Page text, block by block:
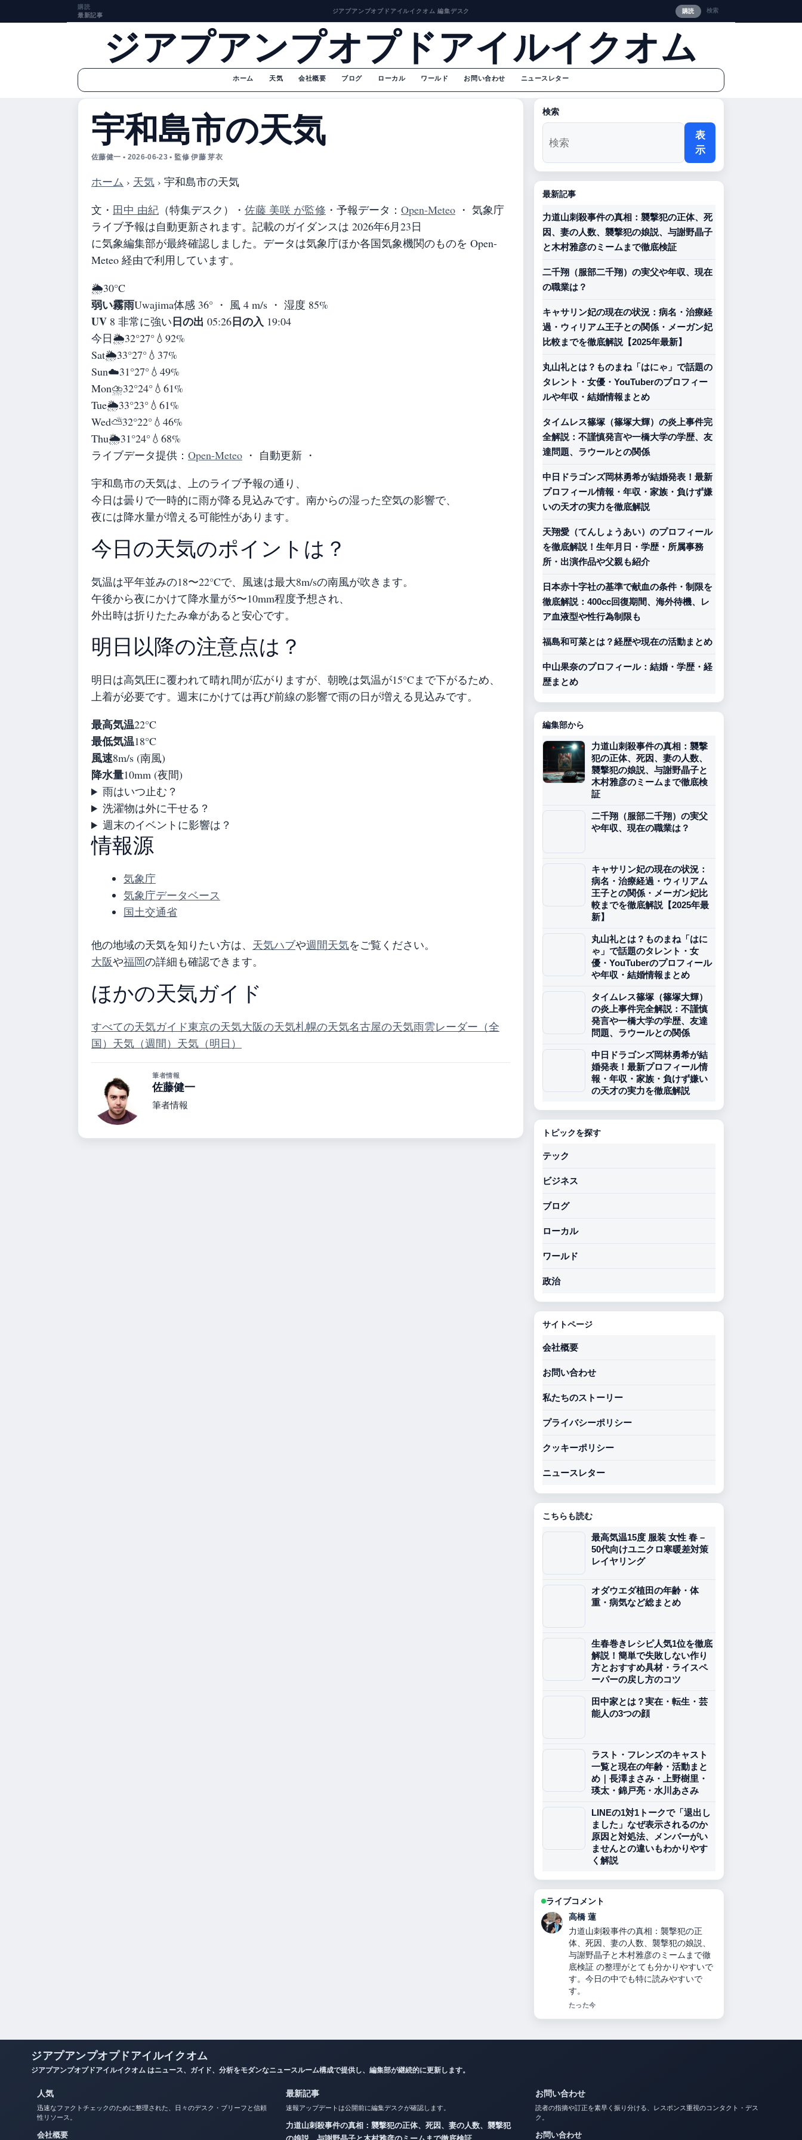
購読
最新記事
ジアプアンプオプドアイルイクオム 編集デスク 購読 検索
ジアプアンプオプドアイルイクオム
ホーム 天気 会社概要 ブログ ローカル ワールド お問い合わせ ニュースレター
宇和島市の天気
佐藤健一 • 2026-06-23 • 監修 伊藤 芽衣
ホーム › 天気 › 宇和島市の天気
文・ 田中 由紀 （特集デスク） ・ 佐藤 美咲 が監修 ・ 予報データ： Open-Meteo ・ 気象庁
ライブ予報は自動更新されます。記載のガイダンスは 2026年6月23日
に気象編集部が最終確認しました。データは気象庁ほか各国気象機関のものを Open-
Meteo 経由で利用しています。
🌦️30°C
弱い霧雨Uwajima体感 36° ・ 風 4 m/s ・ 湿度 85%
UV 8 非常に強い日の出 05:26日の入 19:04
今日🌦️32°27°💧92%
Sat🌦️33°27°💧37%
Sun☁️31°27°💧49%
Mon⛈️32°24°💧61%
Tue🌦️33°23°💧61%
Wed⛅32°22°💧46%
Thu🌦️31°24°💧68%
ライブデータ提供： Open-Meteo ・ 自動更新 ・
宇和島市の天気は、上のライブ予報の通り、
今日は曇りで一時的に雨が降る見込みです。南からの湿った空気の影響で、
夜には降水量が増える可能性があります。
今日の天気のポイントは？
気温は平年並みの18〜22°Cで、風速は最大8m/sの南風が吹きます。
午後から夜にかけて降水量が5〜10mm程度予想され、
外出時は折りたたみ傘があると安心です。
明日以降の注意点は？
明日は高気圧に覆われて晴れ間が広がりますが、朝晩は気温が15°Cまで下がるため、
上着が必要です。週末にかけては再び前線の影響で雨の日が増える見込みです。
最高気温22°C
最低気温18°C
風速8m/s (南風)
降水量10mm (夜間)
雨はいつ止む？
洗濯物は外に干せる？
週末のイベントに影響は？
情報源
気象庁
気象庁データベース
国土交通省
他の地域の天気を知りたい方は、 天気ハブや週間天気をご覧ください。
大阪や福岡の詳細も確認できます。
ほかの天気ガイド
すべての天気ガイド東京の天気大阪の天気札幌の天気名古屋の天気雨雲レーダー（全
国） 天気（週間） 天気（明日）
筆者情報
佐藤健一
筆者情報
検索
表
示
最新記事
力道山刺殺事件の真相：襲撃犯の正体、死
因、妻の人数、襲撃犯の娘説、与謝野晶子
と木村雅彦のミームまで徹底検証
二千翔（服部二千翔）の実父や年収、現在
の職業は？
キャサリン妃の現在の状況：病名・治療経
過・ウィリアム王子との関係・メーガン妃
比較までを徹底解説【2025年最新】
丸山礼とは？ものまね「はにゃ」で話題の
タレント・女優・YouTuberのプロフィー
ルや年収・結婚情報まとめ
タイムレス篠塚（篠塚大輝）の炎上事件完
全解説：不謹慎発言や一橋大学の学歴、友
達問題、ラウールとの関係
中日ドラゴンズ岡林勇希が結婚発表！最新
プロフィール情報・年収・家族・負けず嫌
いの天才の実力を徹底解説
天翔愛（てんしょうあい）のプロフィール
を徹底解説！生年月日・学歴・所属事務
所・出演作品や父親も紹介
日本赤十字社の基準で献血の条件・制限を
徹底解説：400cc回復期間、海外待機、レ
ア血液型や性行為制限も
福島和可菜とは？経歴や現在の活動まとめ
中山果奈のプロフィール：結婚・学歴・経
歴まとめ
編集部から
力道山刺殺事件の真相：襲撃
犯の正体、死因、妻の人数、
襲撃犯の娘説、与謝野晶子と
木村雅彦のミームまで徹底検
証
二千翔（服部二千翔）の実父
や年収、現在の職業は？
キャサリン妃の現在の状況：
病名・治療経過・ウィリアム
王子との関係・メーガン妃比
較までを徹底解説【2025年最
新】
丸山礼とは？ものまね「はに
ゃ」で話題のタレント・女
優・YouTuberのプロフィール
や年収・結婚情報まとめ
タイムレス篠塚（篠塚大輝）
の炎上事件完全解説：不謹慎
発言や一橋大学の学歴、友達
問題、ラウールとの関係
中日ドラゴンズ岡林勇希が結
婚発表！最新プロフィール情
報・年収・家族・負けず嫌い
の天才の実力を徹底解説
トピックを探す
テック
ビジネス
ブログ
ローカル
ワールド
政治
サイトページ
会社概要
お問い合わせ
私たちのストーリー
プライバシーポリシー
クッキーポリシー
ニュースレター
こちらも読む
最高気温15度 服装 女性 春 –
50代向けユニクロ寒暖差対策
レイヤリング
オダウエダ植田の年齢・体
重・病気など総まとめ
生春巻きレシピ人気1位を徹底
解説！簡単で失敗しない作り
方とおすすめ具材・ライスペ
ーパーの戻し方のコツ
田中家とは？実在・転生・芸
能人の3つの顔
ラスト・フレンズのキャスト
一覧と現在の年齢・活動まと
め｜長澤まさみ・上野樹里・
瑛太・錦戸亮・水川あさみ
LINEの1対1トークで「退出し
ました」なぜ表示されるのか
原因と対処法、メンバーがい
ませんとの違いもわかりやす
く解説
ライブコメント
佐藤 遥
二千翔（服部二千翔）の実父や年収、
現在の職業は？ を追っていますが、こ
の解説は落ち着いていて信頼できま
す。
3 分前
人気
性リソース。
会社概要
最新記事
二千翔（服部二千翔）の実父や年収、現在の職業は？
ク。
お問い合わせ